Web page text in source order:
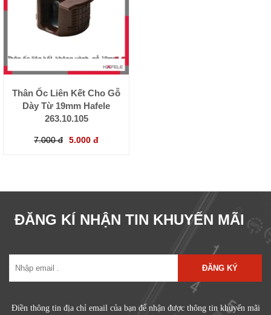
Thân Ốc Liên Kết Cho Gỗ
Dày Từ 19mm Hafele
263.10.105
7.000 đ 5.000 đ
ĐĂNG KÍ NHẬN TIN KHUYẾN MÃI
ĐĂNG KÝ
Điền thông tin địa chỉ email của bạn để nhận được thông tin khuyến mãi